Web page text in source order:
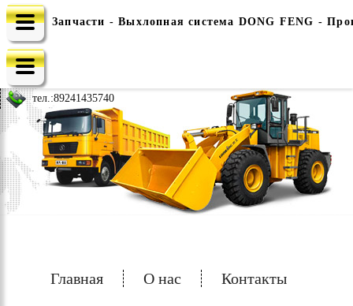
e-mail: china-spec@inbox.ru
тел.:89241435740
Главная О нас Контакты
Запчасти - Выхлопная система DONG FENG -